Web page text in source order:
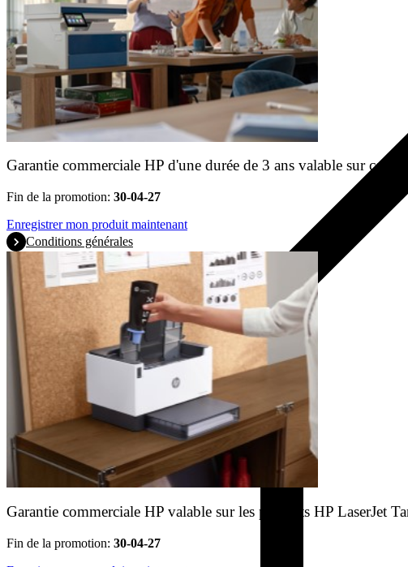
Garantie commerciale HP d'une durée de 3 ans valable sur
Fin de la promotion: 30-04-27
Enregistrer mon produit maintenant
Conditions générales
Garantie commerciale HP valable sur les produits HP LaserJet
Fin de la promotion: 30-04-27